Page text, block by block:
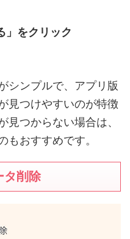
」をクリック
シンプルで、アプリ版
見つけやすいのが特徴
見つからない場合は、
もおすすめです。
タ削除